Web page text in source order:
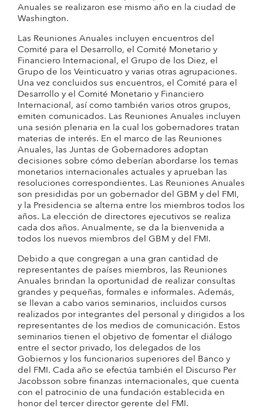
Anuales se realizaron ese mismo año en la ciudad de
Washington.
Las Reuniones Anuales incluyen encuentros del
Comité para el Desarrollo, el Comité Monetario y
Financiero Internacional, el Grupo de los Diez, el
Grupo de los Veinticuatro y varias otras agrupaciones.
Una vez concluidos sus encuentros, el Comité para el
Desarrollo y el Comité Monetario y Financiero
Internacional, así como también varios otros grupos,
emiten comunicados. Las Reuniones Anuales incluyen
una sesión plenaria en la cual los gobernadores tratan
materias de interés. En el marco de las Reuniones
Anuales, las Juntas de Gobernadores adoptan
decisiones sobre cómo deberían abordarse los temas
monetarios internacionales actuales y aprueban las
resoluciones correspondientes. Las Reuniones Anuales
son presididas por un gobernador del GBM y del FMI,
y la Presidencia se alterna entre los miembros todos los
años. La elección de directores ejecutivos se realiza
cada dos años. Anualmente, se da la bienvenida a
todos los nuevos miembros del GBM y del FMI.
Debido a que congregan a una gran cantidad de
representantes de países miembros, las Reuniones
Anuales brindan la oportunidad de realizar consultas
grandes y pequeñas, formales e informales. Además,
se llevan a cabo varios seminarios, incluidos cursos
realizados por integrantes del personal y dirigidos a los
representantes de los medios de comunicación. Estos
seminarios tienen el objetivo de fomentar el diálogo
entre el sector privado, los delegados de los
Gobiernos y los funcionarios superiores del Banco y
del FMI. Cada año se efectúa también el Discurso Per
Jacobsson sobre finanzas internacionales, que cuenta
con el patrocinio de una fundación establecida en
honor del tercer director gerente del FMI.